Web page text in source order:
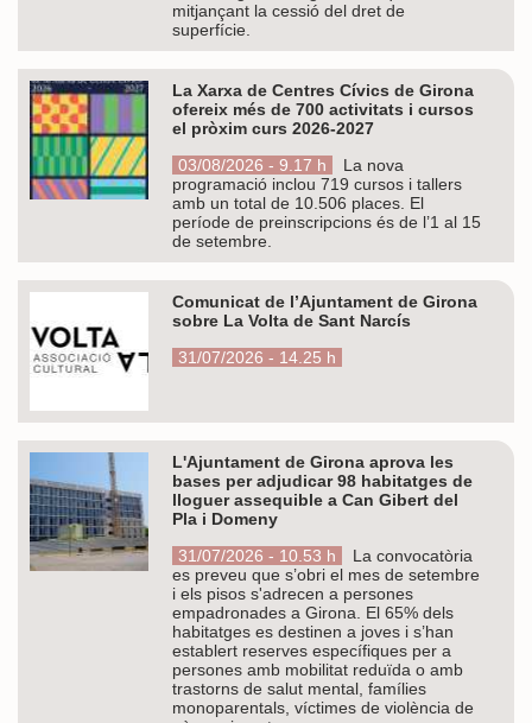
mitjançant la cessió del dret de
superfície.
La Xarxa de Centres Cívics de Girona
ofereix més de 700 activitats i cursos
el pròxim curs 2026-2027
03/08/2026 - 9.17 h
La nova
programació inclou 719 cursos i tallers
amb un total de 10.506 places. El
període de preinscripcions és de l’1 al 15
de setembre.
Comunicat de l’Ajuntament de Girona
sobre La Volta de Sant Narcís
31/07/2026 - 14.25 h
L'Ajuntament de Girona aprova les
bases per adjudicar 98 habitatges de
lloguer assequible a Can Gibert del
Pla i Domeny
31/07/2026 - 10.53 h
La convocatòria
es preveu que s’obri el mes de setembre
i els pisos s'adrecen a persones
empadronades a Girona. El 65% dels
habitatges es destinen a joves i s’han
establert reserves específiques per a
persones amb mobilitat reduïda o amb
trastorns de salut mental, famílies
monoparentals, víctimes de violència de